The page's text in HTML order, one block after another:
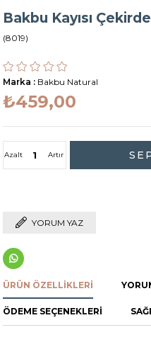
Bakbu Kayısı
(8019)
Marka : Bakbu Natural
₺459,00
Artır
Azalt
YORUM YAZ
ÜRÜN ÖZELLIKLERI
ÖDEME SEÇENEKLERI